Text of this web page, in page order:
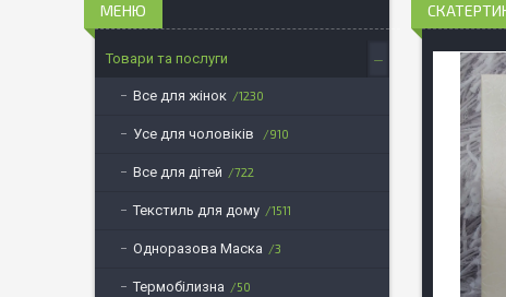
Товари та послуги
Все для жінок 1230
Усе для чоловіків 910
Все для дітей 722
Текстиль для дому 1511
Одноразова Маска 3
Термобілизна 50